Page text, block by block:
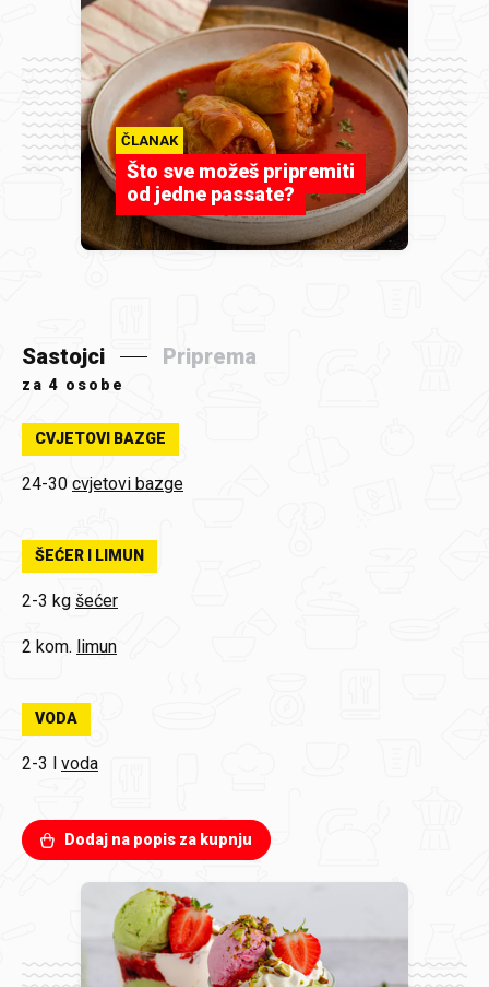
ČLANAK
Što sve možeš pripremiti
od jedne passate?
Sastojci Priprema
za 4 osobe
CVJETOVI BAZGE
24-30 cvjetovi bazge
ŠEĆER I LIMUN
2-3 kg šećer
2 kom. limun
VODA
2-3 l voda
Dodaj na popis za kupnju